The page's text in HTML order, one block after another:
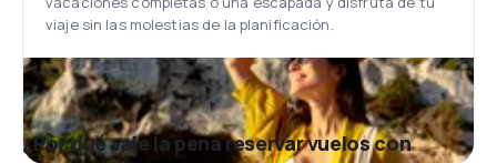
viaje sin las molestias de la planificación.
¿Por qué vale la pena reservar vuelos con